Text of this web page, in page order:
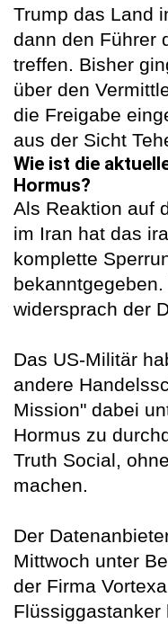
Trump das Land
dann den Führer
treffen. Bisher
über den
die Freigabe
aus der Sicht
Wie ist die
Hormus?
Als Reaktion auf
im Iran hat das
komplette
widersprach der
Das US-Militär
andere
Mission" dabei
Hormus zu
Truth Social,
machen.
Der
Mittwoch unter
der Firma
Flüssiggastanker